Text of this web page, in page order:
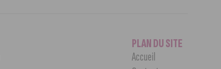
PLAN DU SITE
Accueil